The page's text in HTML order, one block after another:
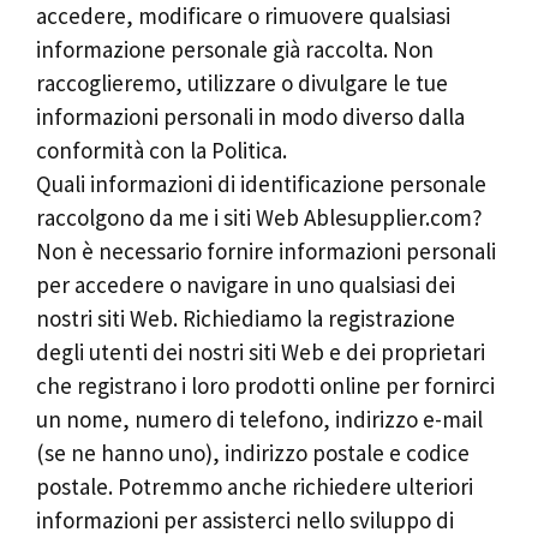
accedere, modificare o rimuovere qualsiasi
informazione personale già raccolta. Non
raccoglieremo, utilizzare o divulgare le tue
informazioni personali in modo diverso dalla
conformità con la Politica.
Quali informazioni di identificazione personale
raccolgono da me i siti Web Ablesupplier.com?
Non è necessario fornire informazioni personali
per accedere o navigare in uno qualsiasi dei
nostri siti Web. Richiediamo la registrazione
degli utenti dei nostri siti Web e dei proprietari
che registrano i loro prodotti online per fornirci
un nome, numero di telefono, indirizzo e-mail
(se ne hanno uno), indirizzo postale e codice
postale. Potremmo anche richiedere ulteriori
informazioni per assisterci nello sviluppo di